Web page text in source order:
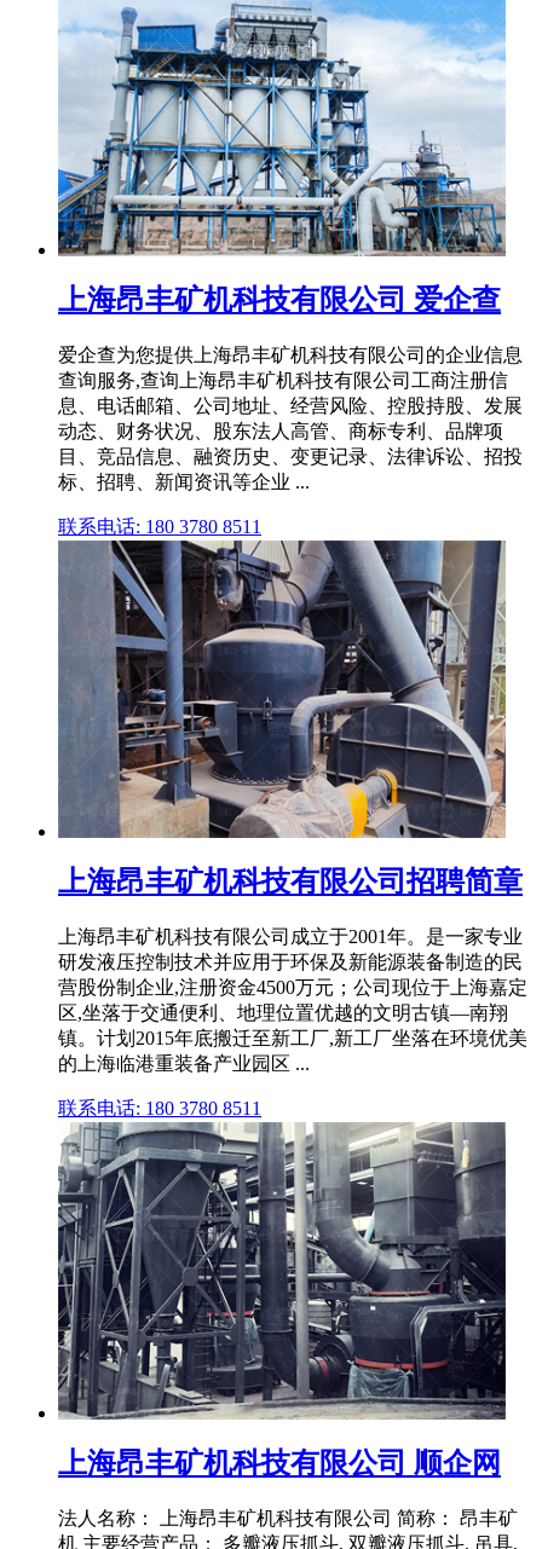
上海昂丰矿机科技有限公司 爱企查
爱企查为您提供上海昂丰矿机科技有限公司的企业信息
查询服务,查询上海昂丰矿机科技有限公司工商注册信
息、电话邮箱、公司地址、经营风险、控股持股、发展
动态、财务状况、股东法人高管、商标专利、品牌项
目、竞品信息、融资历史、变更记录、法律诉讼、招投
标、招聘、新闻资讯等企业 ...
联系电话: 180 3780 8511
上海昂丰矿机科技有限公司招聘简章
上海昂丰矿机科技有限公司成立于2001年。是一家专业
研发液压控制技术并应用于环保及新能源装备制造的民
营股份制企业,注册资金4500万元；公司现位于上海嘉定
区,坐落于交通便利、地理位置优越的文明古镇—南翔
镇。计划2015年底搬迁至新工厂,新工厂坐落在环境优美
的上海临港重装备产业园区 ...
联系电话: 180 3780 8511
上海昂丰矿机科技有限公司 顺企网
法人名称： 上海昂丰矿机科技有限公司 简称： 昂丰矿
机 主要经营产品： 多瓣液压抓斗, 双瓣液压抓斗, 吊具,